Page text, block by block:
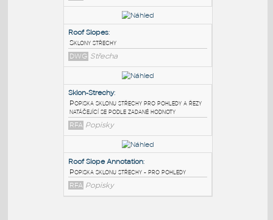
Vikýř, střešní okno
RFA Střecha
Roof Slopes:
Sklony střechy
DWG Střecha